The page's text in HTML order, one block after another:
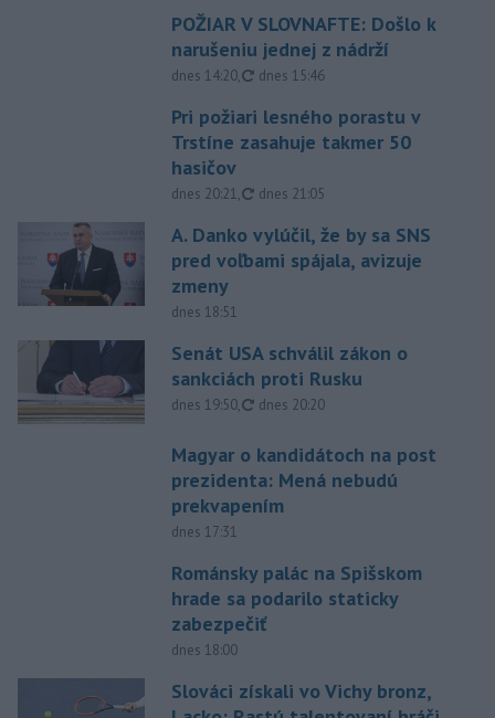
POŽIAR V SLOVNAFTE: Došlo k
narušeniu jednej z nádrží
dnes 14:20, aktualizované
dnes 15:46
Pri požiari lesného porastu v
Trstíne zasahuje takmer 50
hasičov
dnes 20:21, aktualizované
dnes 21:05
A. Danko vylúčil, že by sa SNS
pred voľbami spájala, avizuje
zmeny
dnes 18:51
Senát USA schválil zákon o
sankciách proti Rusku
dnes 19:50, aktualizované
dnes 20:20
Magyar o kandidátoch na post
prezidenta: Mená nebudú
prekvapením
dnes 17:31
Románsky palác na Spišskom
hrade sa podarilo staticky
zabezpečiť
dnes 18:00
Slováci získali vo Vichy bronz,